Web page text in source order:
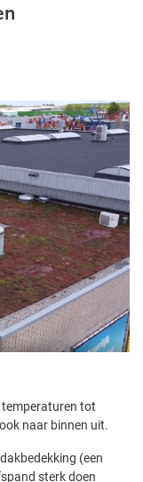
temperaturen tot
naar binnen uit.
(een
sterk doen